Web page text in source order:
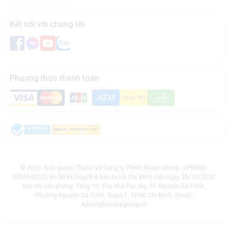
Kết nối với chúng tôi
Phương thức thanh toán
© 2020. Bản quyền Thuộc Về Công ty TNHH Music Group - GPĐKKD:
0316562220 do Sở Kế hoạch & Đầu tư Hồ Chí Minh cấp ngày 30/10/2020.
Địa chỉ văn phòng: Tầng 10, Tòa nhà Pax Sky, 51 Nguyễn Cư Trinh,
Phường Nguyễn Cư Trinh, Quận 1, TP.Hồ Chí Minh. Email:
Admin@musicgroup.vn